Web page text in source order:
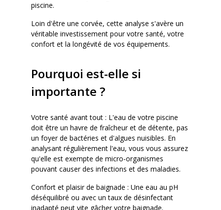
piscine.
Loin d'être une corvée, cette analyse s'avère un
véritable investissement pour votre santé, votre
confort et la longévité de vos équipements.
Pourquoi est-elle si
importante ?
Votre santé avant tout : L'eau de votre piscine
doit être un havre de fraîcheur et de détente, pas
un foyer de bactéries et d'algues nuisibles. En
analysant régulièrement l'eau, vous vous assurez
qu'elle est exempte de micro-organismes
pouvant causer des infections et des maladies.
Confort et plaisir de baignade : Une eau au pH
déséquilibré ou avec un taux de désinfectant
inadapté peut vite gâcher votre baignade.